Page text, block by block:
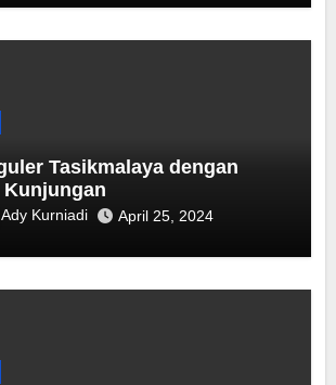
Tasikmalaya dengan
Kunjungan
Ady Kurniadi April 25, 2024